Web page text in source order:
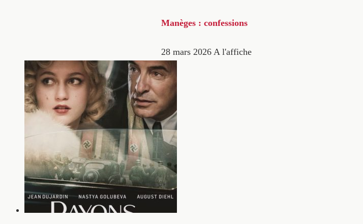
Manèges : confessions
28 mars 2026 A l'affiche